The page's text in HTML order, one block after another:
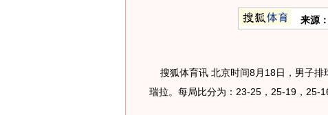
来源
搜狐体育讯 北京时间8月18日，男子排
瑞拉。每局比分为：23-25，25-19，25-